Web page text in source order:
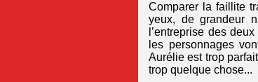
Comparer la faillite
yeux, de grandeur
l’entreprise des
les personnages
Aurélie est trop
trop quelque chose...